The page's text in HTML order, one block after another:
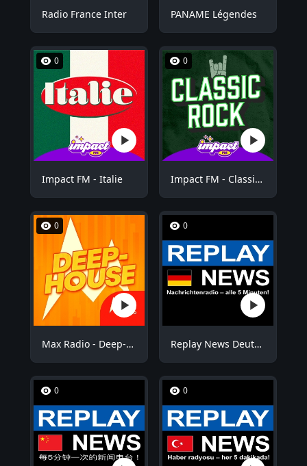
Radio France Inter PANAME Légendes
0
Impact FM - Italie
0
Impact FM - Classic Rock
0
Max Radio - Deep-House
0
Replay News Deutsch
0 0